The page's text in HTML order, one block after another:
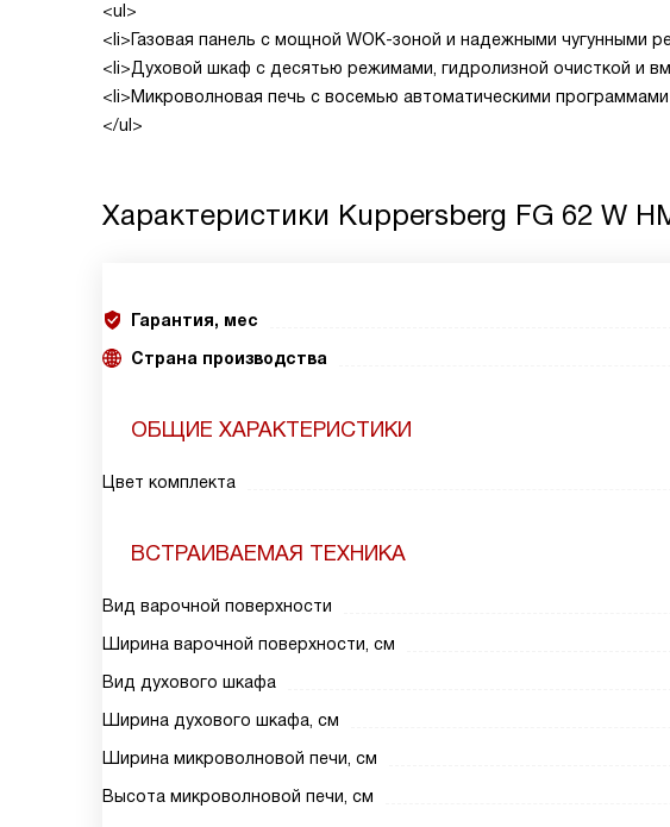
<ul>
<li>Газовая панель с мощной WOK-зоной и надежными чугунными
<li>Духовой шкаф с десятью режимами, гидролизной очисткой и
<li>Микроволновая печь с восемью автоматическими
</ul>
Характеристики Kuppersberg FG 62 W
Гарантия, мес
Страна производства
ОБЩИЕ ХАРАКТЕРИСТИКИ
Цвет комплекта
ВСТРАИВАЕМАЯ ТЕХНИКА
Вид варочной поверхности
Ширина варочной поверхности, см
Вид духового шкафа
Ширина духового шкафа, см
Ширина микроволновой печи, см
Высота микроволновой печи, см